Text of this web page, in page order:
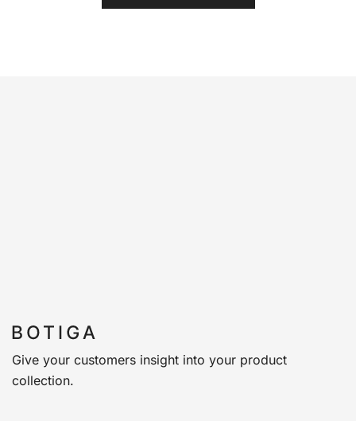
Give your customers insight into your product
collection.